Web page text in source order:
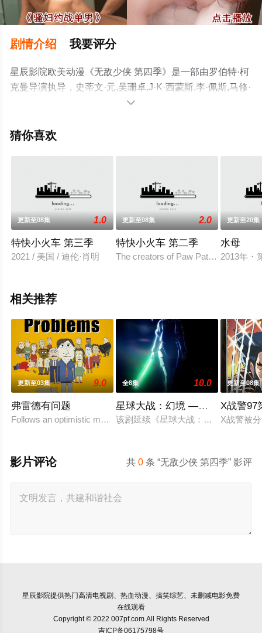
剧情介绍 我要评分
星辰影院欧美动漫《无敌少侠 第四季》是一部由罗伯特·柯
克曼导演执导，史蒂文·元,吴珊卓,J·K·西蒙斯,李·佩斯,马修·
瑞斯,丹娜·奎里拉,吉莉安·雅各布斯,莎姬·贝兹,克兰西·布朗,
曼楚克斯,罗斯·马昆德,玛莱斯·裘,杰弗里·迪恩·摩根,卡里·佩
多相关信息可移步至豆瓣动漫、电视猫或剧情网等平台了

猜你喜欢
更新至08集 1.0
特快小火车 第三季
2021 / 美国 / 迪伦·肖明
更新至08集 2.0
特快小火车 第二季
The creators of Paw Patrol return
更新至20集
水母
2013年・
相关推荐
更新至03集 9.0
弗雷德有问题
Follows an optimistic man who tries to keep up with t
全8集 10.0
星球大战：幻境 —第九个绝地武
该剧延续《星球大战：幻境》的世界
更新至08集
X战警97
X战警被
共0 条 “无敌少侠 第四季” 影评
影片评论
星辰影院提供热门高清电视剧、热血动漫、搞笑综艺、未删减电影免费
在线观看
Copyright © 2022 007pf.com All Rights Reserved
吉ICP备06175798号